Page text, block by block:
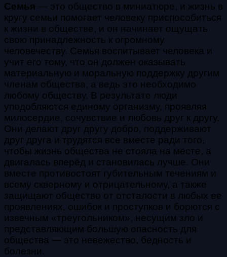
Семья — это общество в миниатюре, и жизнь в
кругу семьи помогает человеку приспособиться
к жизни в обществе, и он начинает ощущать
свою принадлежность к огромному
человечеству. Семья воспитывает человека и
учит его тому, что он должен оказывать
материальную и моральную поддержку другим
членам общества, а ведь это необходимо
любому обществу. В результате люди
уподобляются единому организму, проявляя
милосердие, сочувствие и любовь друг к другу.
Они делают друг другу добро, поддерживают
друг друга и трудятся все вместе ради того,
чтобы жизнь общества не стояла на месте, а
двигалась вперёд и становилась лучше. Они
вместе противостоят губительным течениям и
всему скверному и отрицательному, а также
защищают общество от отсталости в любых её
проявлениях, ошибок и проступков и борются с
извечным «треугольником», несущим зло и
представляющим большую опасность для
общества — это невежество, бедность и
болезни.